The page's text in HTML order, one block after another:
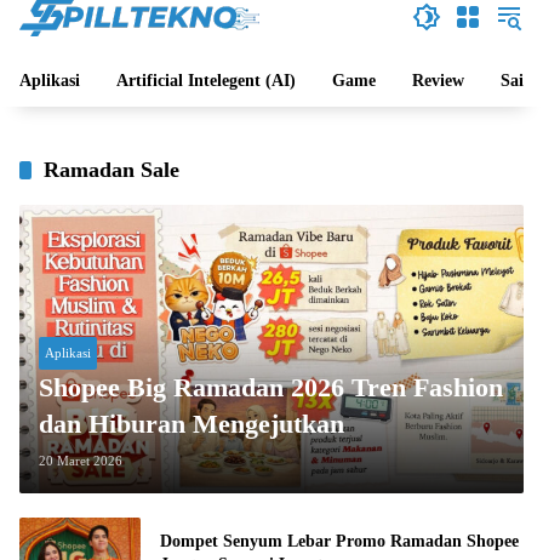
Aplikasi Artificial Intelegent (AI) Game Review Sains
Ramadan Sale
Aplikasi
Shopee Big Ramadan 2026 Tren Fashion
dan Hiburan Mengejutkan
20 Maret 2026
Dompet Senyum Lebar Promo Ramadan Shopee